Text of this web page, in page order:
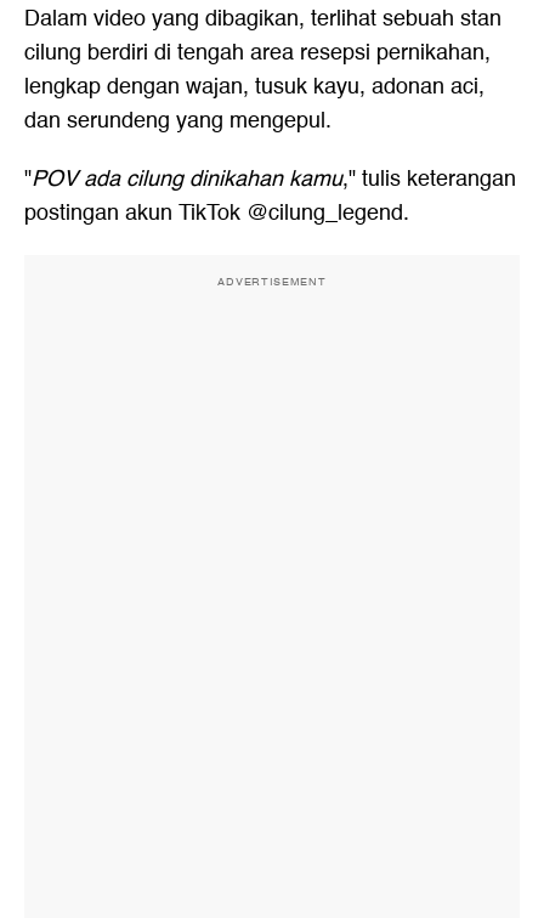
Dalam video yang dibagikan, terlihat sebuah stan
cilung berdiri di tengah area resepsi pernikahan,
lengkap dengan wajan, tusuk kayu, adonan aci,
dan serundeng yang mengepul.
"POV ada cilung dinikahan kamu," tulis keterangan
postingan akun TikTok @cilung_legend.
ADVERTISEMENT